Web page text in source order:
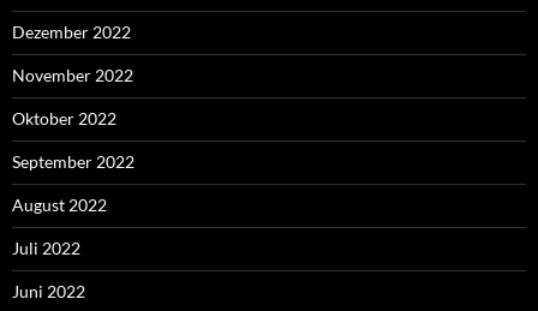
Dezember 2022
November 2022
Oktober 2022
September 2022
August 2022
Juli 2022
Juni 2022